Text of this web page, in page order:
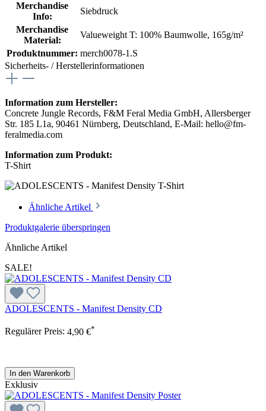
Merchandise
Info:
Siebdruck
Merchandise
Material:
Valueweight T: 100% Baumwolle, 165g/m²
Produktnummer: merch0078-1.S
Sicherheits- / Herstellerinformationen
Information zum Hersteller:
Concrete Jungle Records, F&M Feral Media GmbH, Allersberger
Str. 185 L1a, 90461 Nürnberg, Deutschland, E-Mail: hello@fm-
feralmedia.com
Information zum Produkt:
T-Shirt
Ähnliche Artikel
Produktgalerie überspringen
Ähnliche Artikel
SALE!
ADOLESCENTS - Manifest Density CD
Regulärer Preis: 4,90 €*
In den Warenkorb
Exklusiv